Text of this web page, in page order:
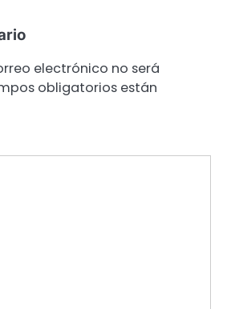
electrónico no será
obligatorios están